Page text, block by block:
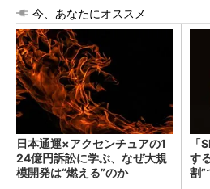
今、あなたにオススメ
日本通運×アクセンチュアの1
24億円訴訟に学ぶ、なぜ大規
模開発は“燃える”のか
「
す
割”